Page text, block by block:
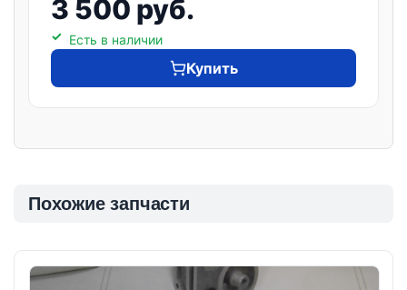
3 500 руб.
Есть в наличии
Купить
Похожие запчасти